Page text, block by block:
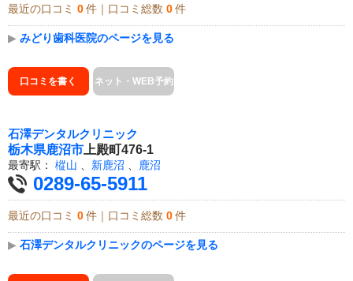
最近の口コミ 0 件｜口コミ総数 0 件
▶ みどり歯科医院のページを見る
口コミを書く ネット・WEB予約
石澤デンタルクリニック
栃木県鹿沼市 上殿町476-1
最寄駅： 樅山 新鹿沼 鹿沼
0289-65-5911
最近の口コミ 0 件｜口コミ総数 0 件
▶ 石澤デンタルクリニックのページを見る